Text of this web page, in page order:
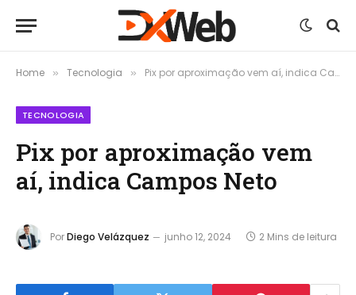
Home » Tecnologia » Pix por aproximação vem aí, indica Campos Neto
TECNOLOGIA
Pix por aproximação vem
aí, indica Campos Neto
PorDiego Velázquez junho 12, 2024 2 Mins de leitura